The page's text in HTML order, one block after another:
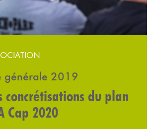
générale 2019
concrétisations du plan
Cap 2020